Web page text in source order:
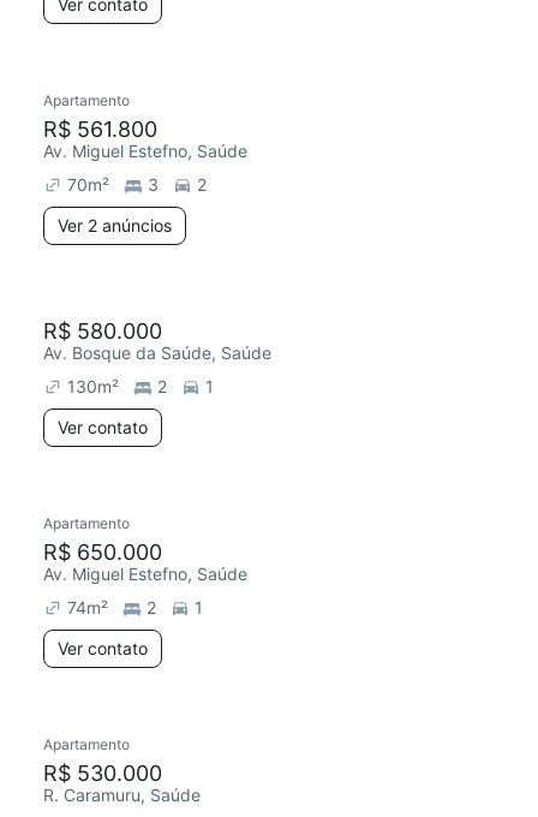
Ver contato
Apartamento
R$ 561.800
Av. Miguel Estefno, Saúde
70m² 3
2
Ver 2 anúncios
R$ 580.000
Av. Bosque da Saúde, Saúde
130m² 2
1
Ver contato
Apartamento
R$ 650.000
Av. Miguel Estefno, Saúde
74m² 2
1
Ver contato
Apartamento
R$ 530.000
R. Caramuru, Saúde